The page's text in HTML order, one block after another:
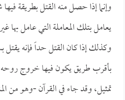
وإنما إذا حصل منه القتل بطريقة
يعامل بتلك المعاملة التي عامل بها
وكذلك إذا كان القتل حداً فإنه
بأقرب طريق يكون فيها خروج
تمثيل، وقد جاء في القرآن -وهو من